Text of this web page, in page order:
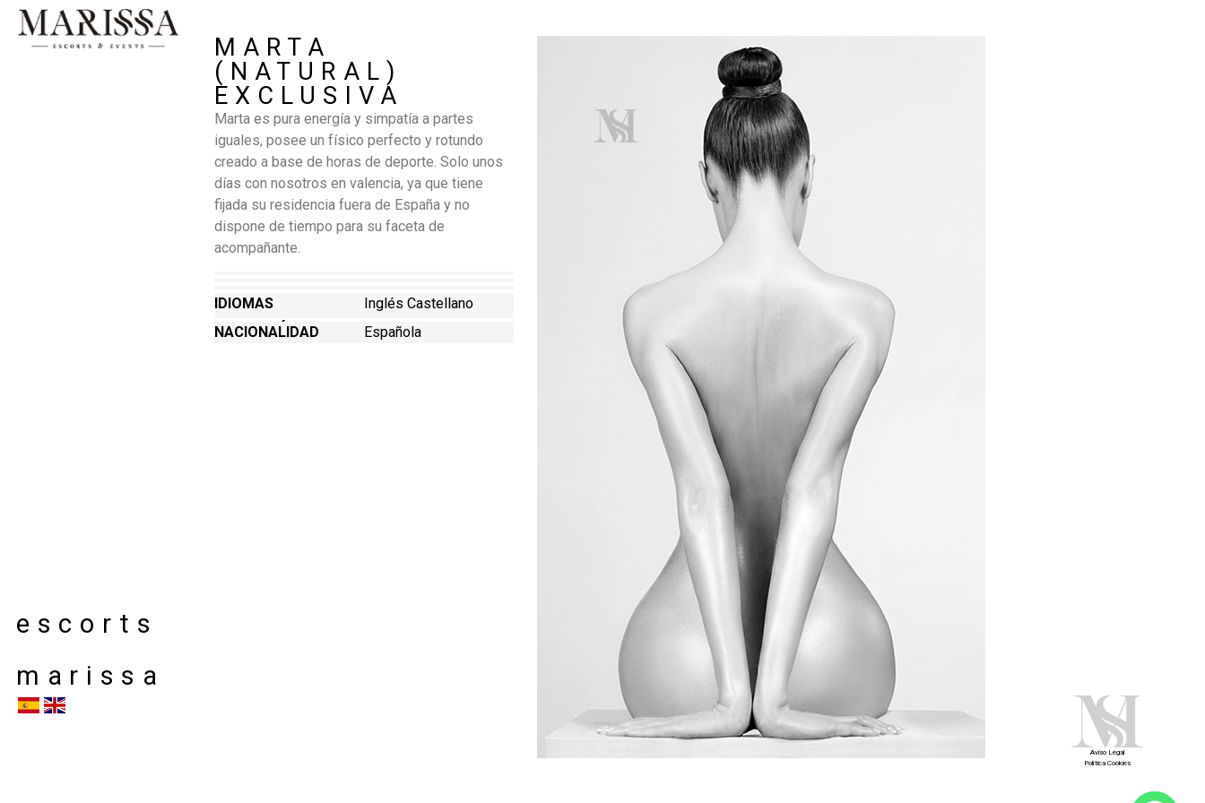
escorts
marissa
MARTA
(NATURAL)
EXCLUSIVA
Marta es pura energía y simpatía a partes
iguales, posee un físico perfecto y rotundo
creado a base de horas de deporte. Solo unos
días con nosotros en valencia, ya que tiene
fijada su residencia fuera de España y no
dispone de tiempo para su faceta de
acompañante.
1,65
OJOS Marrones
CABELLO Negro
IDIOMAS
Inglés Castellano
Valenciano
OCUPACIÓN Empresaria
NACIONALIDAD Española
Aviso Legal
Política Cookies